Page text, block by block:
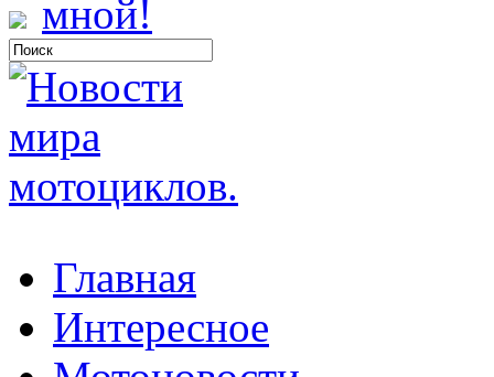
Главная
Интересное